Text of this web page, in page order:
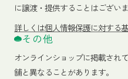
に譲渡・提供することはございま
詳しくは個人情報保護に対する
その他
オンラインショップに掲載され
舗と異なることがあります。